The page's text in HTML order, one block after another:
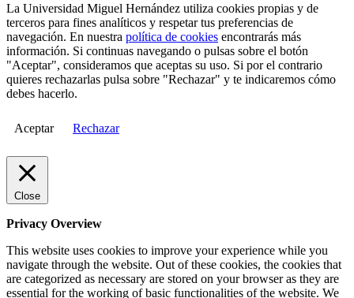
La Universidad Miguel Hernández utiliza cookies propias y de
terceros para fines analíticos y respetar tus preferencias de
navegación. En nuestra política de cookies encontrarás más
información. Si continuas navegando o pulsas sobre el botón
"Aceptar", consideramos que aceptas su uso. Si por el contrario
quieres rechazarlas pulsa sobre "Rechazar" y te indicaremos cómo
debes hacerlo.
Aceptar Rechazar
Close
Privacy Overview
This website uses cookies to improve your experience while you
navigate through the website. Out of these cookies, the cookies that
are categorized as necessary are stored on your browser as they are
essential for the working of basic functionalities of the website. We